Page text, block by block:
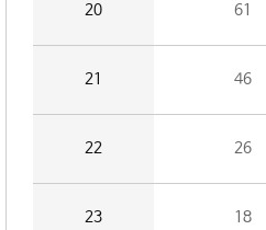
20 61
21 46
22 26
23 18